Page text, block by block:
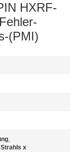
HXRF-
(PMI)
,
x